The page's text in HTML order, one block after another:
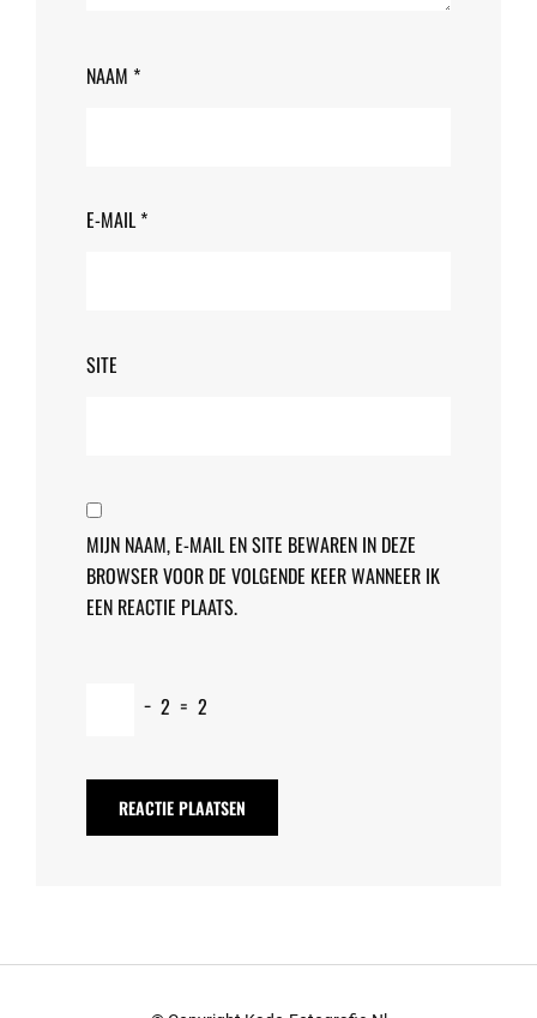
NAAM *
E-MAIL*
SITE
MIJN NAAM, E-MAIL EN SITE BEWAREN IN DEZE
BROWSER VOOR DE VOLGENDE KEER WANNEER IK
EEN REACTIE PLAATS.
− 2 = 2